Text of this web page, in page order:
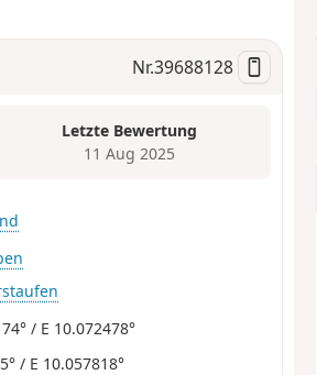
Nr.39688128
Letzte Bewertung
11 Aug 2025
/ E 10.072478°
/ E 10.057818°